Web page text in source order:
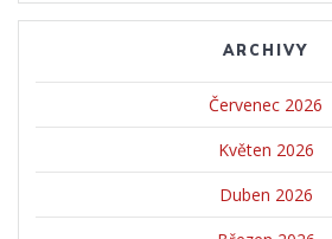
ARCHIVY
Červenec 2026
Květen 2026
Duben 2026